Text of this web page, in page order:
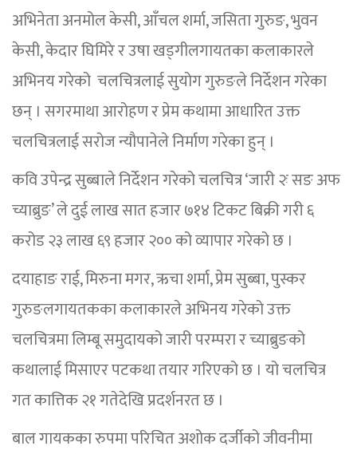
अभिनेता अनमोल केसी, आँचल शर्मा, जसिता गुरुङ, भुवन
केसी, केदार घिमिरे र उषा खड्गीलगायतका कलाकारले
अभिनय गरेको चलचित्रलाई सुयोग गुरुङले निर्देशन गरेका
छन् । सगरमाथा आरोहण र प्रेम कथामा आधारित उक्त
चलचित्रलाई सरोज न्यौपानेले निर्माण गरेका हुन् ।
कवि उपेन्द्र सुब्बाले निर्देशन गरेको चलचित्र ‘जारी २ः सङ अफ
च्याब्रुङ’ ले दुई लाख सात हजार ७१४ टिकट बिक्री गरी ६
करोड २३ लाख ६९ हजार २०० को व्यापार गरेको छ ।
दयाहाङ राई, मिरुना मगर, ऋचा शर्मा, प्रेम सुब्बा, पुस्कर
गुरुङलगायतकका कलाकारले अभिनय गरेको उक्त
चलचित्रमा लिम्बू समुदायको जारी परम्परा र च्याब्रुङको
कथालाई मिसाएर पटकथा तयार गरिएको छ । यो चलचित्र
गत कात्तिक २१ गतेदेखि प्रदर्शनरत छ ।
बाल गायकका रुपमा परिचित अशोक दर्जीको जीवनीमा